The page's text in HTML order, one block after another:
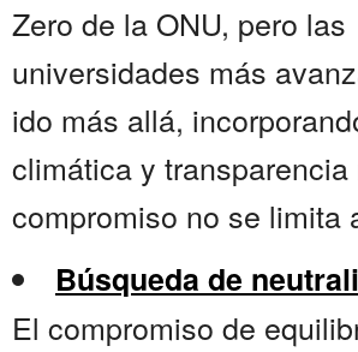
Zero de la ONU, pero las
universidades más
ido más allá,
climática y transparencia
compromiso no se limita
Búsqueda de
El compromiso de